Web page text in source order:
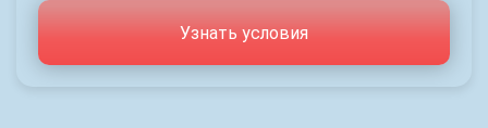
Узнать условия